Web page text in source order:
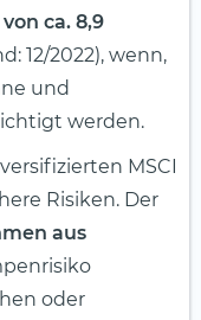
ca. 8,9
12/2022), wenn,
und
werden.
MSCI
Risiken. Der
aus
oder